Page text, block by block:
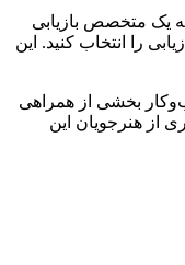
یک متخصص بازیابی
را انتخاب کنید. این
بخشی از همراهی
از هنرجویان این